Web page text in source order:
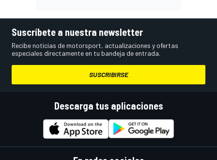
Suscríbete a nuestra newsletter
Recibe noticias de motorsport, actualizaciones y ofertas
especiales directamente en tu bandeja de entrada.
SUSCRIBIRSE
Descarga tus aplicaciones